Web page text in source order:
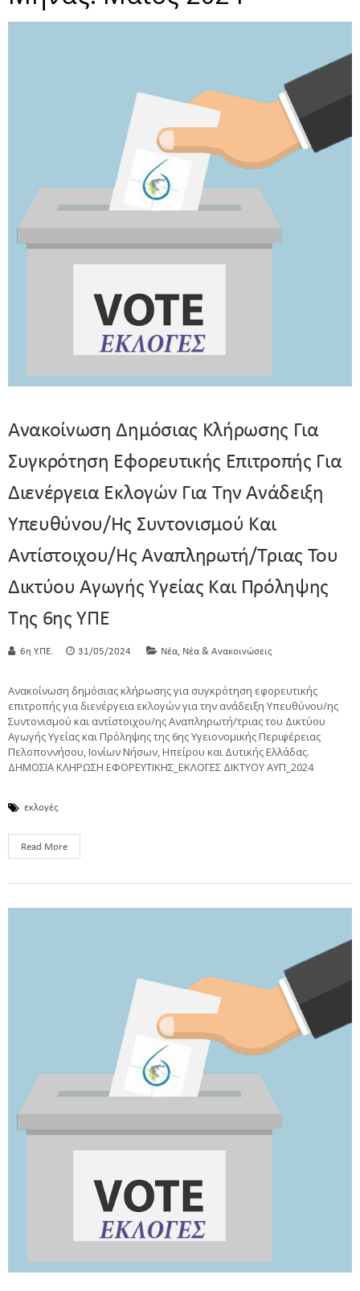
Ανακοίνωση Δημόσιας Κλήρωσης Για
Συγκρότηση Εφορευτικής Επιτροπής Για
Διενέργεια Εκλογών Για Την Ανάδειξη
Υπευθύνου/ης Συντονισμού Και
Αντίστοιχου/ης Αναπληρωτή/τριας Του
Δικτύου Αγωγής Υγείας Και Πρόληψης
Της 6ης ΥΠΕ
6η Υ.ΠΕ. 31/05/2024 Νέα, Νέα & Ανακοινώσεις
Ανακοίνωση δημόσιας κλήρωσης για συγκρότηση εφορευτικής
επιτροπής για διενέργεια εκλογών για την ανάδειξη Υπευθύνου/ης
Συντονισμού και αντίστοιχου/ης Αναπληρωτή/τριας του Δικτύου
Αγωγής Υγείας και Πρόληψης της 6ης Υγειονομικής Περιφέρειας
Πελοποννήσου, Ιονίων Νήσων, Ηπείρου και Δυτικής Ελλάδας.
ΔΗΜΟΣΙΑ ΚΛΗΡΩΣΗ ΕΦΟΡΕΥΤΙΚΗΣ_ΕΚΛΟΓΕΣ ΔΙΚΤΥΟΥ ΑΥΠ_2024
εκλογές
Read More